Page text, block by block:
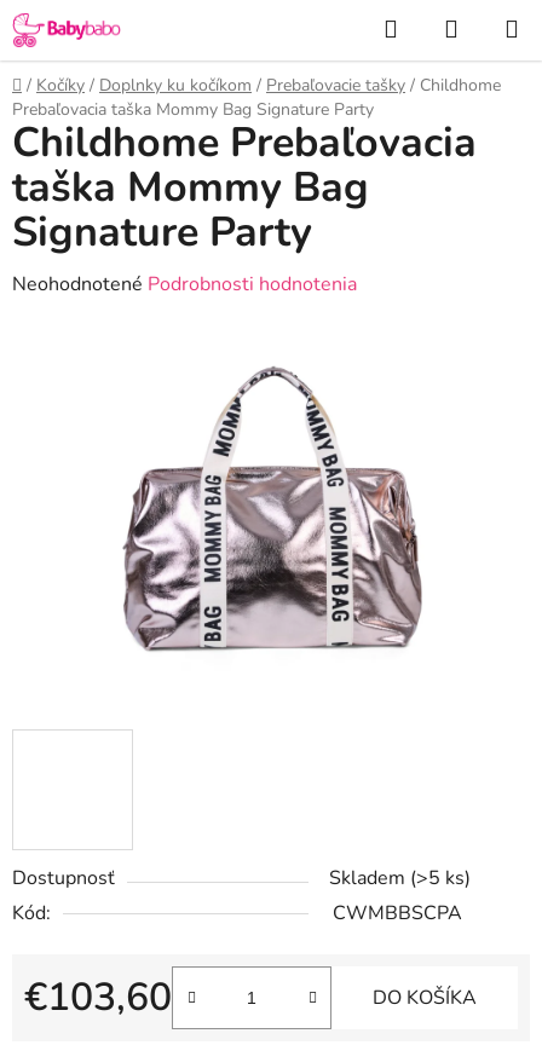
Prejsť
na
obsah
Hľadať
KOŠÍK
Domov
/ Kočíky / Doplnky ku kočíkom / Prebaľovacie tašky / Childhome
Prebaľovacia taška Mommy Bag Signature Party
Dostupnosť Skladem (>5 ks)
Kód:
CWMBBSCPA
€103,60 DO KOŠÍKA
Childhome Prebaľovacia
taška Mommy Bag
Signature Party
Priemerné
Neohodnotené Podrobnosti hodnotenia